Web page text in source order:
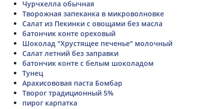
Чурчхелла обычная
Творожная запеканка в микроволновке
Салат из Пекинки с овощами без масла
батончик конте ореховый
Шоколад "Хрустящее печенье" молочный
Салат летний без заправки
батончик конте с белым шоколадом
Тунец
Арахисововая паста Бомбар
Творог традиционный 5%
пирог карпатка